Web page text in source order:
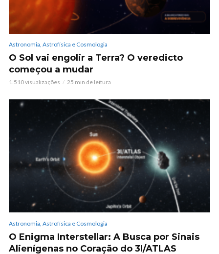
Astronomia, Astrofísica e Cosmologia
O Sol vai engolir a Terra? O veredicto
começou a mudar
1.510 visualizações 25 min de leitura
Astronomia, Astrofísica e Cosmologia
O Enigma Interstellar: A Busca por Sinais
Alienígenas no Coração do 3I/ATLAS